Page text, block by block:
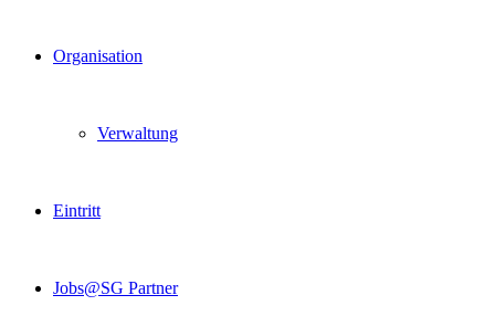
Organisation
Verwaltung
Eintritt
Jobs@SG Partner